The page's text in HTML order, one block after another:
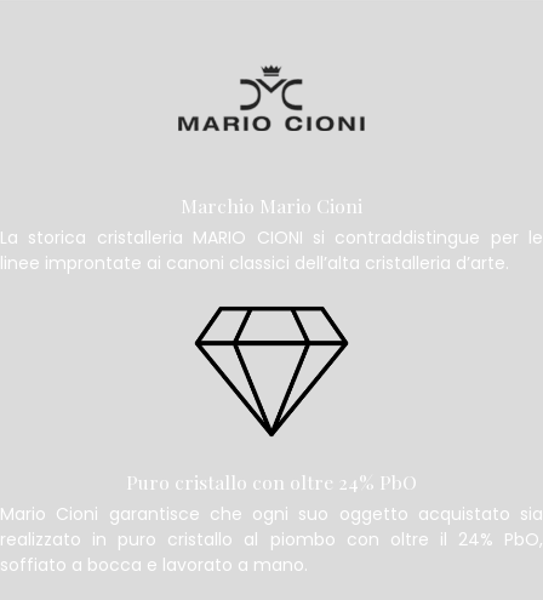
Marchio Mario Cioni
La storica cristalleria MARIO CIONI si contraddistingue per le
linee improntate ai canoni classici dell’alta cristalleria d’arte.
Puro cristallo con oltre 24% PbO
Mario Cioni garantisce che ogni suo oggetto acquistato sia
realizzato in puro cristallo al piombo con oltre il 24% PbO,
soffiato a bocca e lavorato a mano.